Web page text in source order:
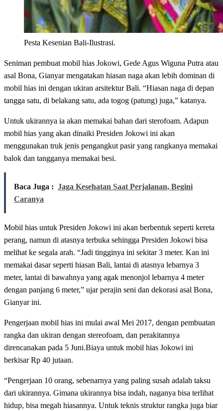
Pesta Kesenian Bali-Ilustrasi.
Seniman pembuat mobil hias Jokowi, Gede Agus Wiguna Putra atau
asal Bona, Gianyar mengatakan hiasan naga akan lebih dominan di
mobil hias ini dengan ukiran arsitektur Bali. “Hiasan naga di depan
tangga satu, di belakang satu, ada togog (patung) juga,” katanya.
Untuk ukirannya ia akan memakai bahan dari sterofoam. Adapun
mobil hias yang akan dinaiki Presiden Jokowi ini akan
menggunakan truk jenis pengangkut pasir yang rangkanya memakai
balok dan tangganya memakai besi.
Baca Juga : Jaga Kesehatan Saat Perjalanan, Begini
Caranya
Mobil hias untuk Presiden Jokowi ini akan berbentuk seperti kereta
perang, namun di atasnya terbuka sehingga Presiden Jokowi bisa
melihat ke segala arah. “Jadi tingginya ini sekitar 3 meter. Kan ini
memakai dasar seperti hiasan Bali, lantai di atasnya lebarnya 3
meter, lantai di bawahnya yang agak menonjol lebarnya 4 meter
dengan panjang 6 meter,” ujar perajin seni dan dekorasi asal Bona,
Gianyar ini.
Pengerjaan mobil hias ini mulai awal Mei 2017, dengan pembuatan
rangka dan ukiran dengan stereofoam, dan perakitannya
direncanakan pada 5 Juni.Biaya untuk mobil hias Jokowi ini
berkisar Rp 40 jutaan.
“Pengerjaan 10 orang, sebenarnya yang paling susah adalah taksu
dari ukirannya. Gimana ukirannya bisa indah, naganya bisa terlihat
hidup, bisa megah hiasannya. Untuk teknis struktur rangka juga biar